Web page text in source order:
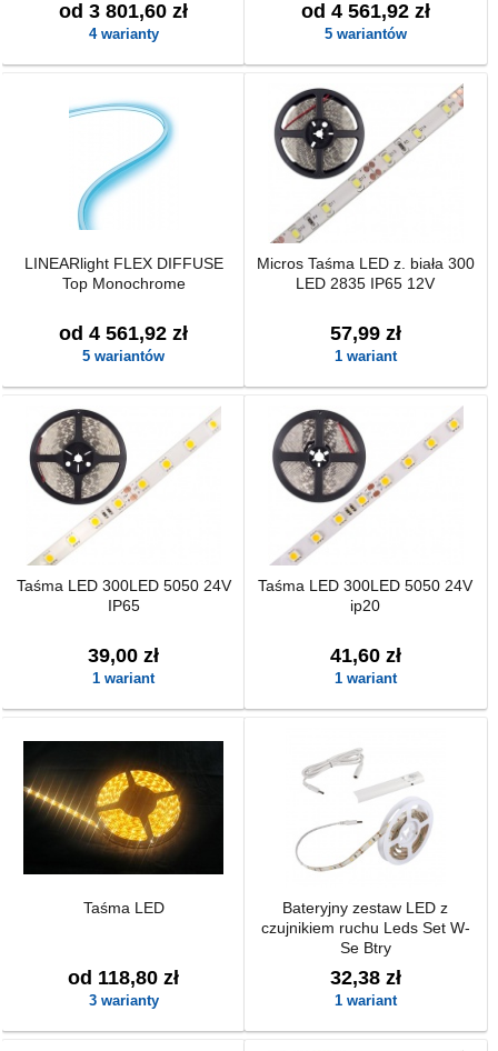
od 3 801,60 zł
4 warianty
od 4 561,92 zł
5 wariantów
LINEARlight FLEX DIFFUSE
Top Monochrome
od 4 561,92 zł
5 wariantów
Micros Taśma LED z. biała 300
LED 2835 IP65 12V
57,99 zł
1 wariant
Taśma LED 300LED 5050 24V
IP65
39,00 zł
1 wariant
Taśma LED 300LED 5050 24V
ip20
41,60 zł
1 wariant
Taśma LED
od 118,80 zł
3 warianty
Bateryjny zestaw LED z
czujnikiem ruchu Leds Set W-
Se Btry
32,38 zł
1 wariant